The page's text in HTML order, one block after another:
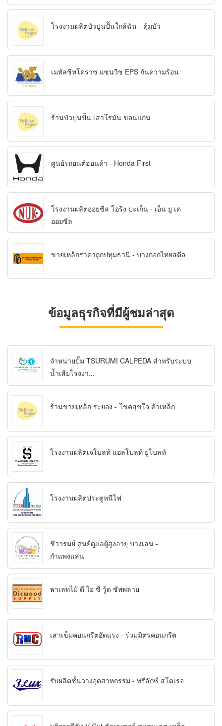
โรงงานผลิตบัวปูนปั้นใกล้ฉัน - คุ้มบัว
เมทัลชีทโคราช แซนวิช EPS กันความร้อน
ร้านบัวปูนปั้น เสาโรมัน ขอนแก่น
ศูนย์รถยนต์ฮอนด้า - Honda First
โรงงานผลิตออยซีล โอริง ปะเก็น - เอ็น ยู เค
ออยซีล
ขายเหล็กราคาถูกปทุมธานี - บางกอกไทยสตีล
ข้อมูลธุรกิจที่มีผู้ชมล่าสุด
จำหน่ายปั๊ม TSURUMI CALPEDA สำหรับระบบ
น้ำเสียโรงงา...
ร้านขายเหล็ก ระยอง - โชคสุขใจ ค้าเหล็ก
โรงงานผลิตเจโบลท์ แอลโบลท์ ยูโบลท์
โรงงานผลิตประตูหนีไฟ
ชีวารมย์ ศูนย์ดูแลผู้สูงอายุ บางเลน -
กำแพงแสน
พาเลทไม้ ดี ไอ ซี วู้ด ซัพพลาย
เสาเข็มคอนกรีตอัดแรง - ร่วมมิตรคอนกรีต
รับผลิตชั้นวางอุตสาหกรรม - ทรีลักซ์ สโตเรจ